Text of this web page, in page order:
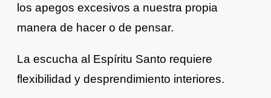
los apegos excesivos a nuestra propia
manera de hacer o de pensar.
La escucha al Espíritu Santo requiere
flexibilidad y desprendimiento interiores.